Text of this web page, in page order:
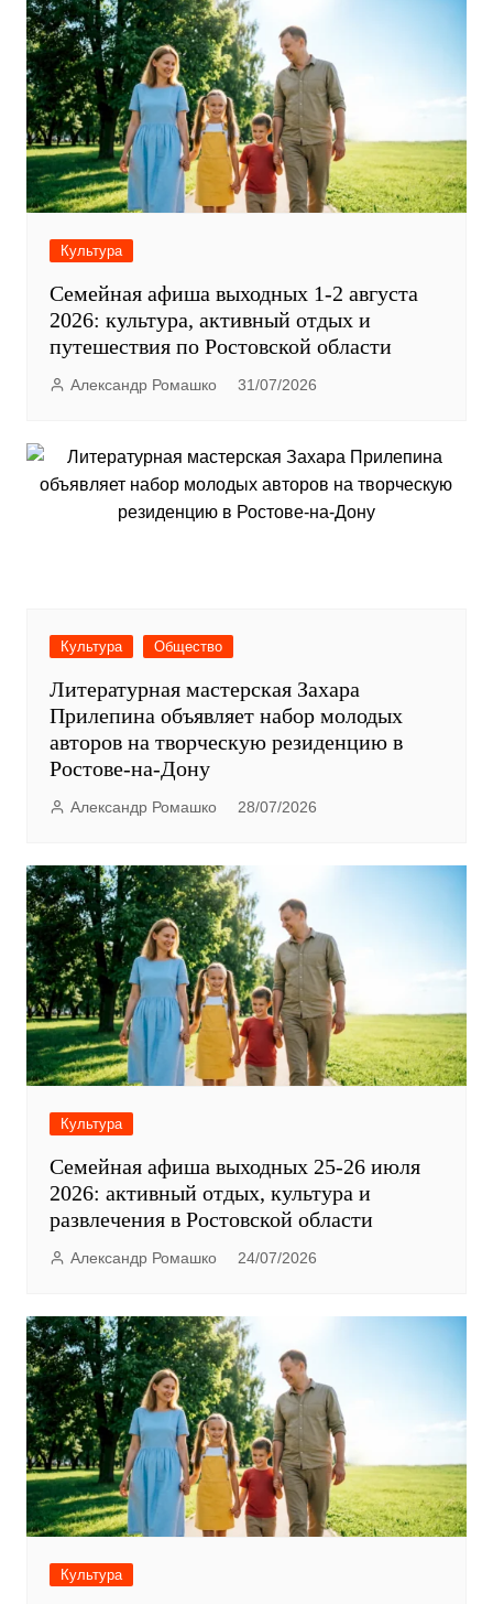
Культура
Семейная афиша выходных 1-2 августа
2026: культура, активный отдых и
путешествия по Ростовской области
Александр Ромашко 31/07/2026
Культура Общество
Литературная мастерская Захара
Прилепина объявляет набор молодых
авторов на творческую резиденцию в
Ростове-на-Дону
Александр Ромашко 28/07/2026
Культура
Семейная афиша выходных 25-26 июля
2026: активный отдых, культура и
развлечения в Ростовской области
Александр Ромашко 24/07/2026
Культура